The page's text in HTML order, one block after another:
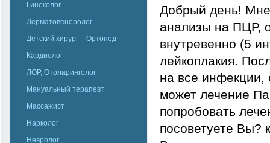
Гинеколог
Дерматовенеролог
Детский хирург – Ортопед
Кардиолог
ЛОР, Отоларинголог
Мануальный терапевт
Массажист
Нарколог
Невролог
Добрый день!
анализы на ПЦР,
внутревенно (5
лейкоплакия.
на все инфекции,
может лечение
попробовать
посоветуете Вы?